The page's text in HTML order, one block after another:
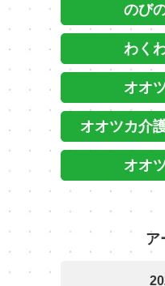
のび
わく
オオ
オオツカ介
オオ
ア